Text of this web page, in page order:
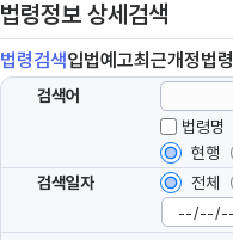
법령정보 상세검색
법령검색입법예고최근개정법령
검색어
법령명
현행
검색일자
전체